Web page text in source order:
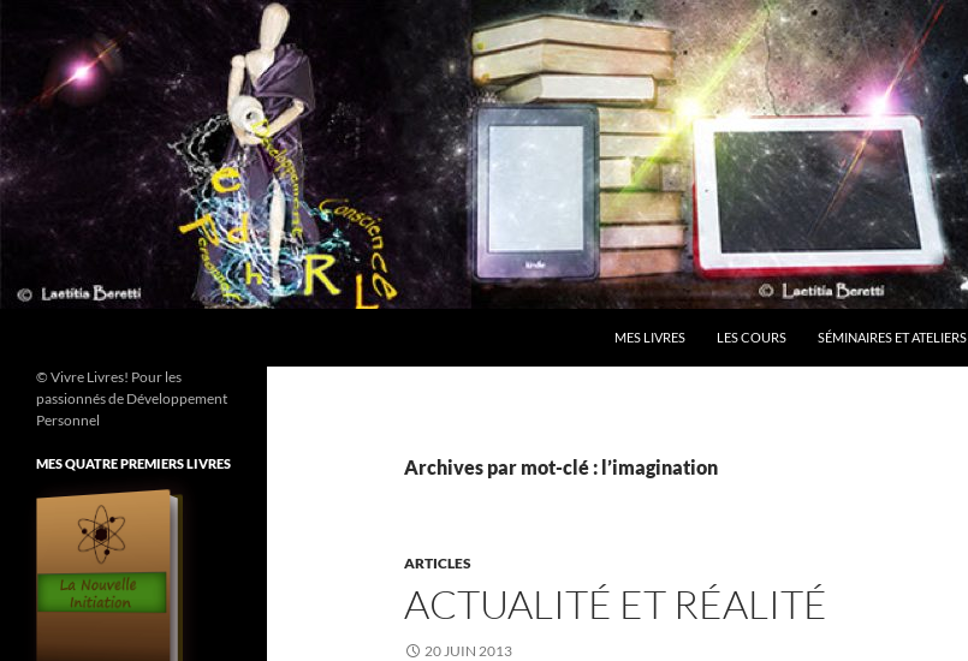
contenu
MES LIVRES LES COURS SÉMINAIRES ET ATELIERS
Archives par mot-clé : l’imagination
ARTICLES
ACTUALITÉ ET RÉALITÉ
20 JUIN 2013
© Vivre Livres! Pour les
passionnés de Développement
Personnel
MES QUATRE PREMIERS LIVRES